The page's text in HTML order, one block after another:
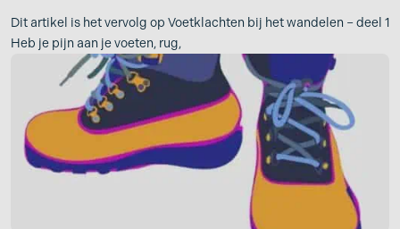
Dit artikel is het vervolg op Voetklachten bij het wandelen – deel 1
Heb je pijn aan je voeten, rug,